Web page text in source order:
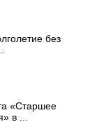
без
«Старшее
в ...